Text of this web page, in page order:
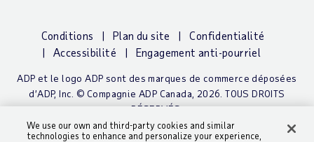
Conditions Plan du site
Confidentialité
Accessibilité
Engagement anti-pourriel
ADP et le logo ADP sont des marques de commerce déposées
d’ADP, Inc. © Compagnie ADP Canada, 2026. TOUS DROITS
RÉSERVÉS.
We use our own and third-party cookies and similar
technologies to enhance and personalize your experience,